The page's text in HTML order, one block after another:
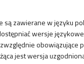
są zawierane w języku
wersje
obowiązujące
jest wersja